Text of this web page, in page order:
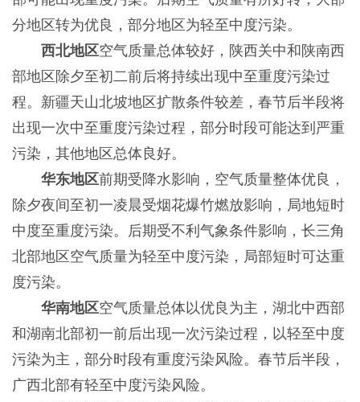
分地区转为优良，部分地区为轻至中度污染。
西北地区空气质量总体较好，陕西关中和陕南西
部地区除夕至初二前后将持续出现中至重度污染过
程。新疆天山北坡地区扩散条件较差，春节后半段将
出现一次中至重度污染过程，部分时段可能达到严重
污染，其他地区总体良好。
华东地区前期受降水影响，空气质量整体优良，
除夕夜间至初一凌晨受烟花爆竹燃放影响，局地短时
中度至重度污染。后期受不利气象条件影响，长三角
北部地区空气质量为轻至中度污染，局部短时可达重
度污染。
华南地区空气质量总体以优良为主，湖北中西部
和湖南北部初一前后出现一次污染过程，以轻至中度
污染为主，部分时段有重度污染风险。春节后半段，
广西北部有轻至中度污染风险。